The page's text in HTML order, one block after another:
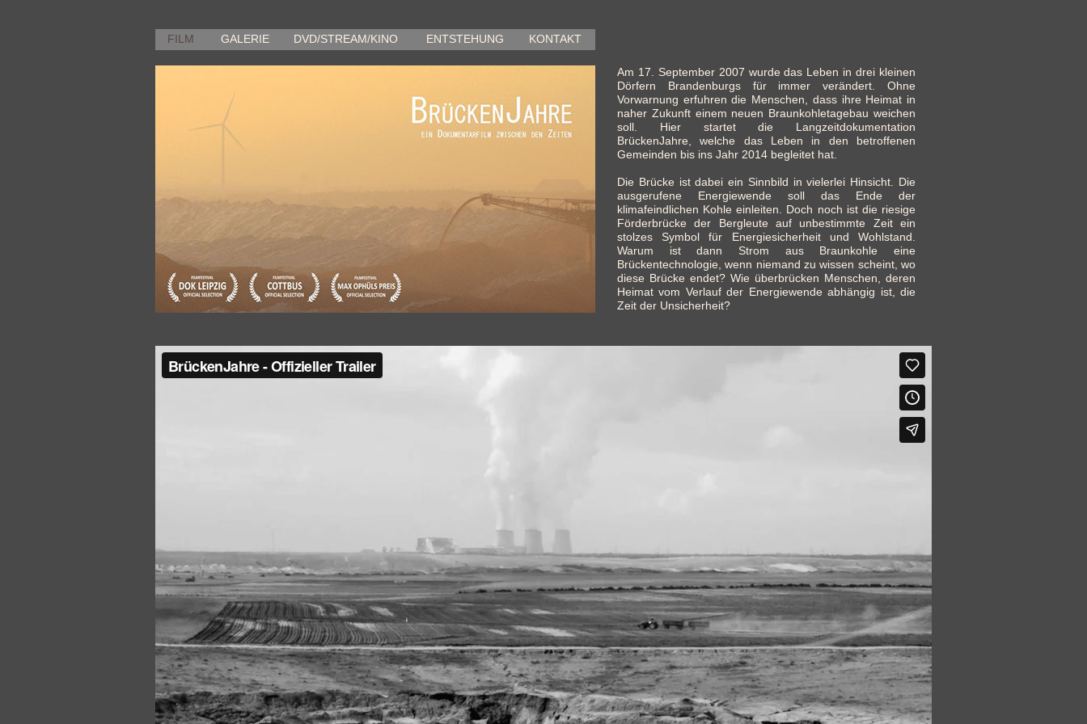
FILM GALERIE DVD/STREAM/KINO ENTSTEHUNG KONTAKT
Am 17. September 2007 wurde das Leben in drei kleinen
Dörfern Brandenburgs für immer verändert. Ohne
Vorwarnung erfuhren die Menschen, dass ihre Heimat in
naher Zukunft einem neuen Braunkohletagebau weichen
soll. Hier startet die Langzeitdokumentation
BrückenJahre, welche das Leben in den betroffenen
Gemeinden bis ins Jahr 2014 begleitet hat.
Die Brücke ist dabei ein Sinnbild in vielerlei Hinsicht. Die
ausgerufene Energiewende soll das Ende der
klimafeindlichen Kohle einleiten. Doch noch ist die riesige
Förderbrücke der Bergleute auf unbestimmte Zeit ein
stolzes Symbol für Energiesicherheit und Wohlstand.
Warum ist dann Strom aus Braunkohle eine
Brückentechnologie, wenn niemand zu wissen scheint, wo
diese Brücke endet? Wie überbrücken Menschen, deren
Heimat vom Verlauf der Energiewende abhängig ist, die
Zeit der Unsicherheit?